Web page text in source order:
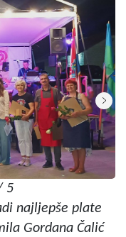
5
najljepše plate
Gordana Čalić